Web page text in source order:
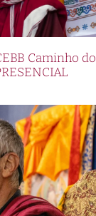
Caminho do